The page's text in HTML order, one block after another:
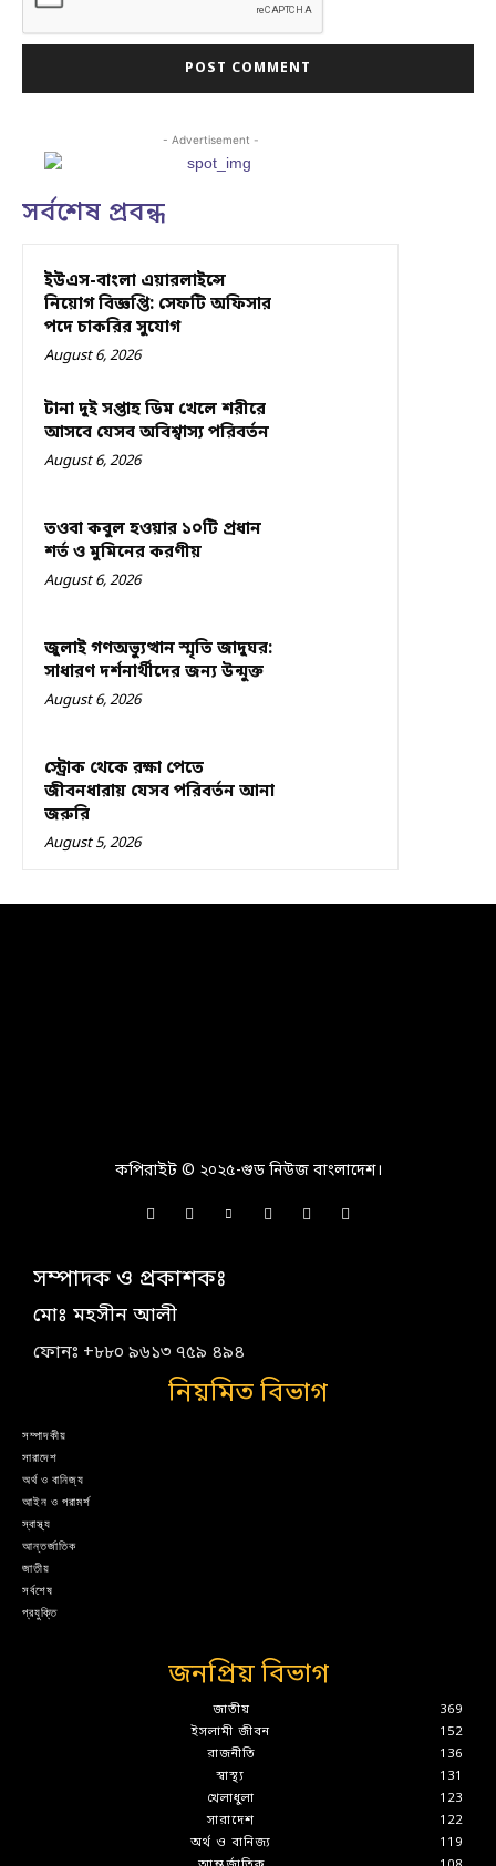
- Advertisement -
সর্বশেষ প্রবন্ধ
ইউএস-বাংলা এয়ারলাইন্সে
নিয়োগ বিজ্ঞপ্তি: সেফটি অফিসার
পদে চাকরির সুযোগ
August 6, 2026
টানা দুই সপ্তাহ ডিম খেলে শরীরে
আসবে যেসব অবিশ্বাস্য পরিবর্তন
August 6, 2026
তওবা কবুল হওয়ার ১০টি প্রধান
শর্ত ও মুমিনের করণীয়
August 6, 2026
জুলাই গণঅভ্যুত্থান স্মৃতি জাদুঘর:
সাধারণ দর্শনার্থীদের জন্য উন্মুক্ত
August 6, 2026
স্ট্রোক থেকে রক্ষা পেতে
জীবনধারায় যেসব পরিবর্তন আনা
জরুরি
August 5, 2026
কপিরাইট © ২০২৫-গুড নিউজ বাংলাদেশ।
সম্পাদক ও প্রকাশকঃ
মোঃ মহসীন আলী
ফোনঃ +৮৮০ ৯৬১৩ ৭৫৯ ৪৯৪
নিয়মিত বিভাগ
সম্পাদকীয়
সারাদেশ
অর্থ ও বানিজ্য
আইন ও পরামর্শ
স্বাস্থ্য
আন্তর্জাতিক
জাতীয়
সর্বশেষ
প্রযুক্তি
জনপ্রিয় বিভাগ
জাতীয়
369
ইসলামী জীবন
152
রাজনীতি
136
স্বাস্থ্য
131
খেলাধুলা
123
সারাদেশ
122
অর্থ ও বানিজ্য
119